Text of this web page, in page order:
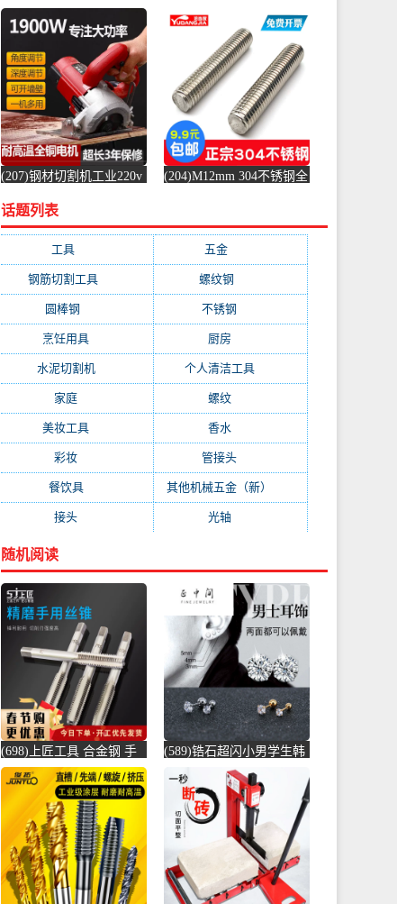
老茧磨脚神器脚皮工具脚
底脚后跟刨-钢筋切割工具
(齐开雅致专卖店仅售13.8
元)
便携式电-水泥切割机
(simtone旗舰店仅售123.75
(207)钢材切割机工业220v
切机固-水泥切割机
(simtone旗舰店仅售123.75
(204)M12mm 304不锈钢全
仅售1.5元)
话题列表
工具(247) 五金
钢筋切割工具(177) 螺纹钢
圆棒钢 不锈钢
烹饪用具 厨房
水泥切割机(45) 个人清洁工具(43)
家庭 螺纹(41)
美妆工具 香水(32)
彩妆 管接头
餐饮具(25) 其他机械五金（新）
接头 光轴
随机阅读
(698)上匠工具 合金钢 手
用丝锥攻螺纹工具攻丝丝
攻套丝m-螺纹钢(上匠工具
旗舰店仅售5.8元)
(589)锆石超闪小男学生韩
版耳骨钉钛钢养耳棒防过
敏圆珠女儿-圆棒钢(正中
间旗舰店仅售5.6元)